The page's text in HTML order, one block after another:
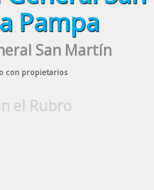
Pampa
San Martín
con propietarios
el Rubro